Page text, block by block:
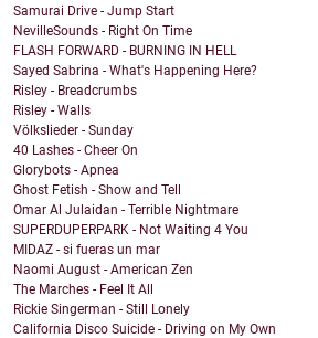
Samurai Drive - Jump Start
NevilleSounds - Right On Time
FLASH FORWARD - BURNING IN HELL
Sayed Sabrina - What's Happening Here?
Risley - Breadcrumbs
Risley - Walls
Völkslieder - Sunday
40 Lashes - Cheer On
Glorybots - Apnea
Ghost Fetish - Show and Tell
Omar Al Julaidan - Terrible Nightmare
SUPERDUPERPARK - Not Waiting 4 You
MIDAZ - si fueras un mar
Naomi August - American Zen
The Marches - Feel It All
Rickie Singerman - Still Lonely
California Disco Suicide - Driving on My Own